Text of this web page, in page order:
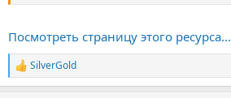
из продуктов, которые отображаются...
Посмотреть страницу этого ресурса...
Р
е
SilverGold